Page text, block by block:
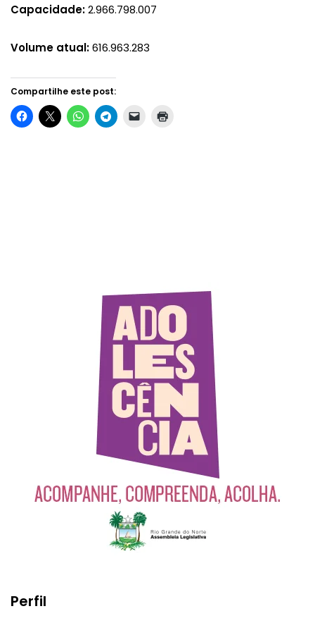
Capacidade:2.966.798.007
Volume atual:616.963.283
Compartilhe este post:
Perfil